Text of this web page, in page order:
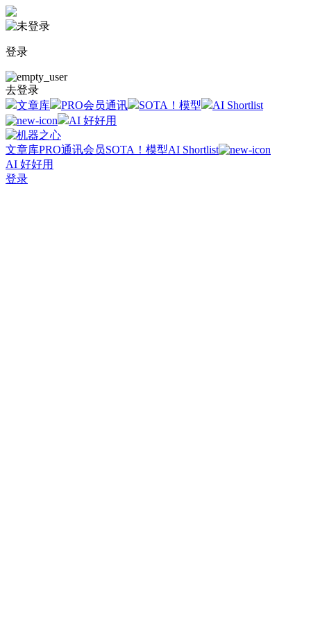
登录
去登录
文章库
PRO会员通讯 SOTA！模型
AI Shortlist
AI 好好用
文章库PRO通讯会员SOTA！模型AI Shortlist
AI 好好用
登录